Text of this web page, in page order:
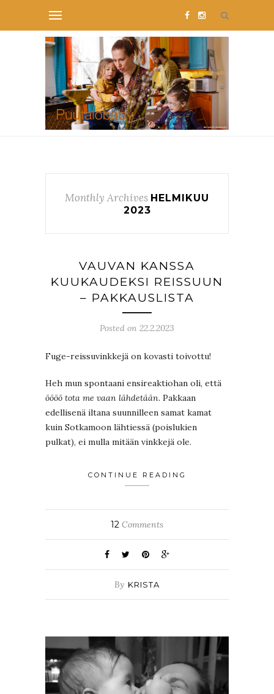
Monthly Archives HELMIKUU
2023
VAUVAN KANSSA
KUUKAUDEKSI REISSUUN
– PAKKAUSLISTA
Posted on 22.2.2023
Fuge-reissuvinkkejä on kovasti toivottu!
Heh mun spontaani ensireaktiohan oli, että
öööö tota me vaan lähdetään. Pakkaan
edellisenä iltana suunnilleen samat kamat
kuin Sotkamoon lähtiessä (poislukien
pulkat), ei mulla mitään vinkkejä ole.
CONTINUE READING
12 Comments
By KRISTA